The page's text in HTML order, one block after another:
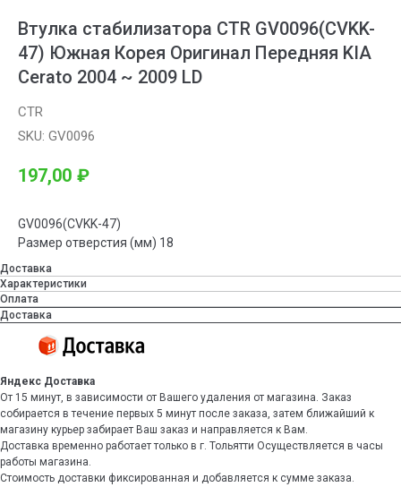
Втулка стабилизатора CTR GV0096(CVKK-
47) Южная Корея Оригинал Передняя KIA
Cerato 2004 ~ 2009 LD
CTR
SKU: GV0096
197,00 ₽
GV0096(CVKK-47)
Размер отверстия (мм) 18
Доставка
Характеристики
Оплата
Доставка
Яндекс Доставка
От 15 минут, в зависимости от Вашего удаления от магазина. Заказ
собирается в течение первых 5 минут после заказа, затем ближайший к
магазину курьер забирает Ваш заказ и направляется к Вам.
Доставка временно работает только в г. Тольятти Осуществляется в часы
работы магазина.
Стоимость доставки фиксированная и добавляется к сумме заказа.